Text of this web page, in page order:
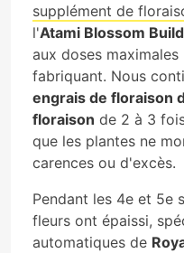
supplément de
l'Atami Blossom
aux doses
fabriquant. Nous
engrais de floraison
floraison de 2 à 3
que les plantes ne
carences ou d'excès.
Pendant les 4e et 5e
fleurs ont épaissi,
automatiques de